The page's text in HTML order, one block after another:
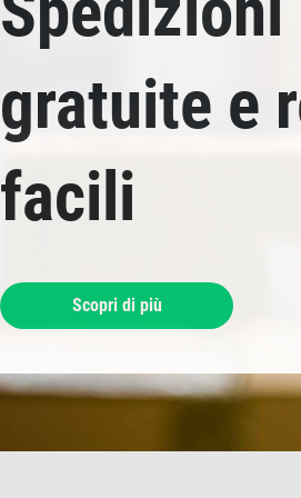
gratuite e
facili
Scopri di più